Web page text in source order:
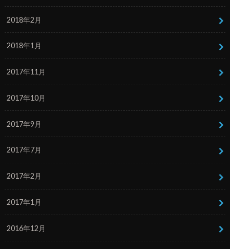
2018年2月
2018年1月
2017年11月
2017年10月
2017年9月
2017年7月
2017年2月
2017年1月
2016年12月